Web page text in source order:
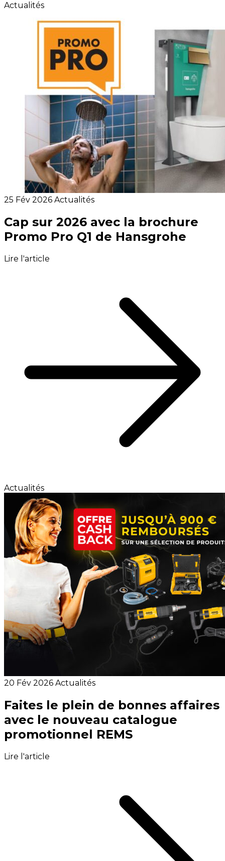
Actualités
25 Fév 2026 Actualités
Cap sur 2026 avec la brochure
Promo Pro Q1 de Hansgrohe
Lire l'article
Actualités
20 Fév 2026 Actualités
Faites le plein de bonnes affaires
avec le nouveau catalogue
promotionnel REMS
Lire l'article